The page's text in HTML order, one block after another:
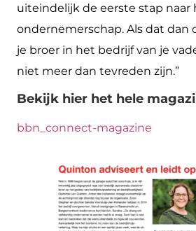
uiteindelijk de eerste stap naar
ondernemerschap. Als dat dan
je broer in het bedrijf van je
niet meer dan tevreden zijn.”
Bekijk hier het hele
bbn_connect-magazine